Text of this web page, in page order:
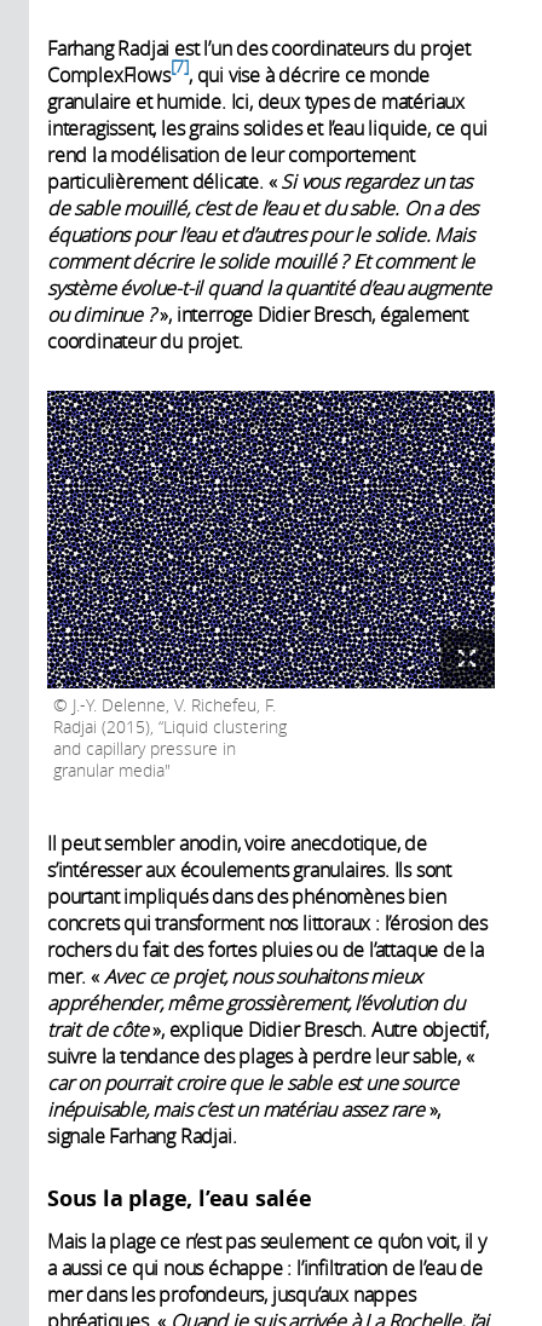
Farhang Radjai est l’un des coordinateurs du projet
ComplexFlows 7 , qui vise à décrire ce monde
granulaire et humide. Ici, deux types de matériaux
interagissent, les grains solides et l’eau liquide, ce qui
rend la modélisation de leur comportement
particulièrement délicate. «Si vous regardez un tas
de sable mouillé, c’est de l’eau et du sable. On a des
équations pour l’eau et d’autres pour le solide. Mais
comment décrire le solide mouillé ? Et comment le
système évolue-t-il quand la quantité d’eau augmente
ou diminue ?», interroge Didier Bresch, également
coordinateur du projet.
J.-Y. Delenne, V. Richefeu, F.
Radjai (2015), “Liquid clustering
and capillary pressure in
granular media"
Il peut sembler anodin, voire anecdotique, de
s’intéresser aux écoulements granulaires. Ils sont
pourtant impliqués dans des phénomènes bien
concrets qui transforment nos littoraux : l’érosion des
rochers du fait des fortes pluies ou de l’attaque de la
mer. «Avec ce projet, nous souhaitons mieux
appréhender, même grossièrement, l’évolution du
trait de côte», explique Didier Bresch. Autre objectif,
suivre la tendance des plages à perdre leur sable, «
car on pourrait croire que le sable est une source
inépuisable, mais c’est un matériau assez rare»,
signale Farhang Radjai.
Sous la plage, l’eau salée
Mais la plage ce n’est pas seulement ce qu’on voit, il y
a aussi ce qui nous échappe : l’infiltration de l’eau de
mer dans les profondeurs, jusqu’aux nappes